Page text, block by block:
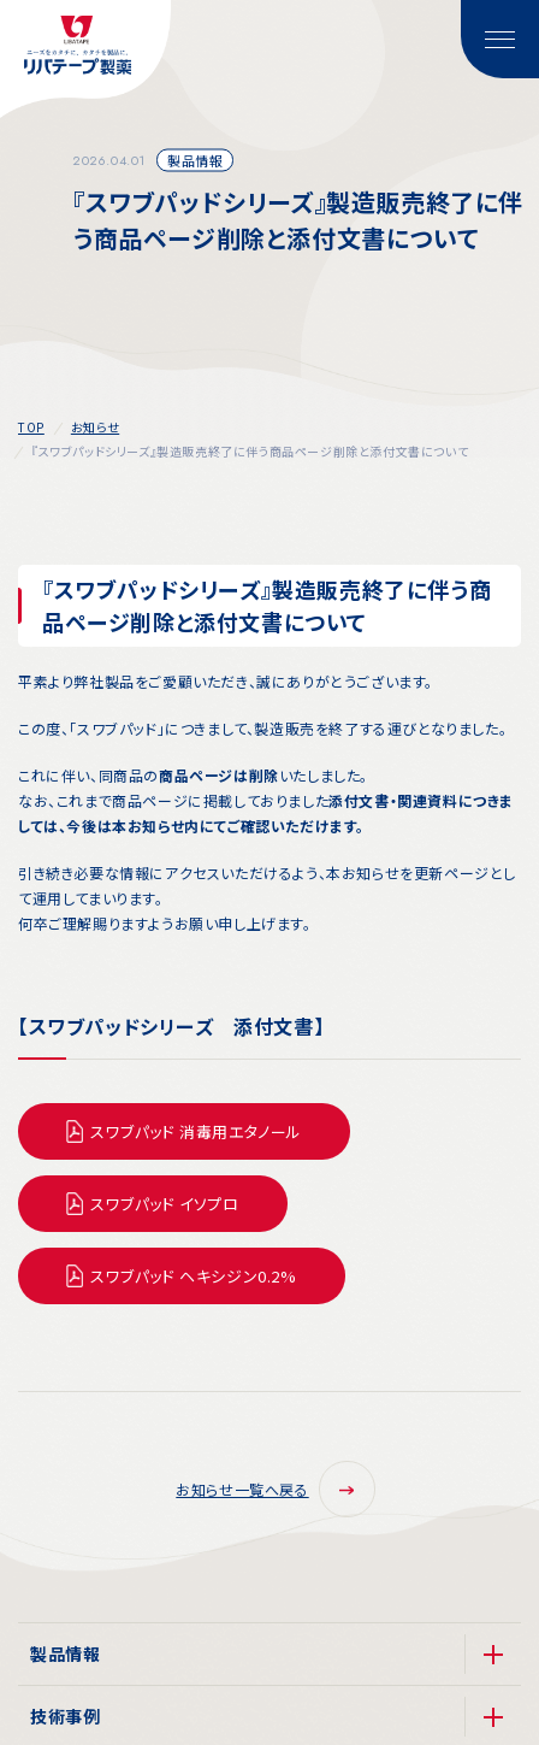
2026.04.01 製品情報
『スワブパッドシリーズ』製造販売終了に伴
う商品ページ削除と添付文書について
TOP
お知らせ
『スワブパッドシリーズ』製造販売終了に伴う商品ページ削除と添付文書について
『スワブパッドシリーズ』製造販売終了に伴う商
品ページ削除と添付文書について
平素より弊社製品をご愛顧いただき、誠にありがとうございます。
この度、「スワブパッド」につきまして、製造販売を終了する運びとなりました。
これに伴い、同商品の商品ページは削除いたしました。
なお、これまで商品ページに掲載しておりました添付文書・関連資料につきま
しては、今後は本お知らせ内にてご確認いただけます。
引き続き必要な情報にアクセスいただけるよう、本お知らせを更新ページとし
て運用してまいります。
何卒ご理解賜りますようお願い申し上げます。
【スワブパッドシリーズ 添付文書】
スワブパッド 消毒用エタノール
スワブパッド イソプロ
スワブパッド ヘキシジン0.2%
お知らせ一覧へ戻る
製品情報
技術事例